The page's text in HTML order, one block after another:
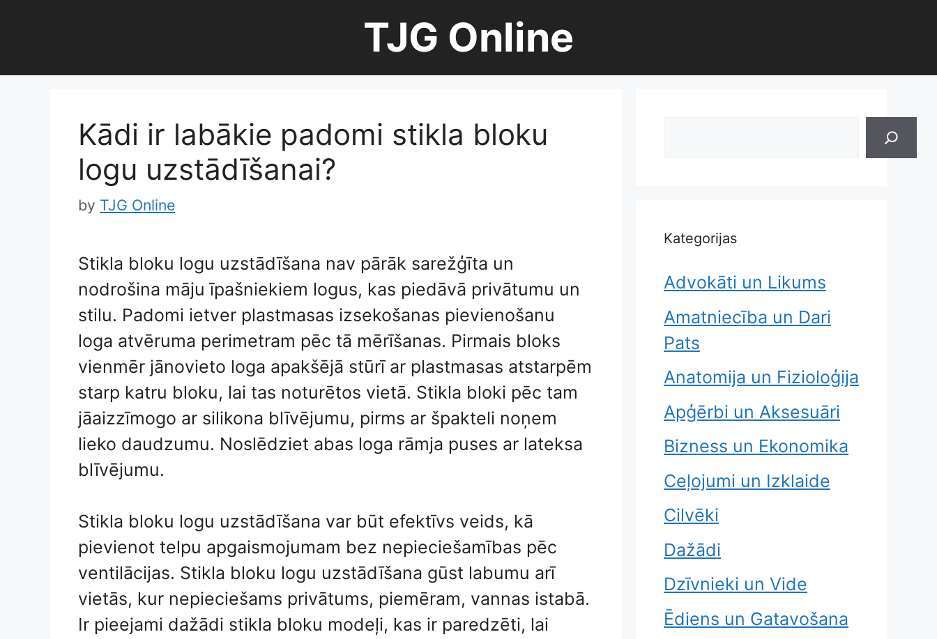
TJG Online
Kādi ir labākie padomi stikla bloku
logu uzstādīšanai?
by TJG Online
Stikla bloku logu uzstādīšana nav pārāk sarežģīta un
nodrošina māju īpašniekiem logus, kas piedāvā privātumu un
stilu. Padomi ietver plastmasas izsekošanas pievienošanu
loga atvēruma perimetram pēc tā mērīšanas. Pirmais bloks
vienmēr jānovieto loga apakšējā stūrī ar plastmasas atstarpēm
starp katru bloku, lai tas noturētos vietā. Stikla bloki pēc tam
jāaizzīmogo ar silikona blīvējumu, pirms ar špakteli noņem
lieko daudzumu. Noslēdziet abas loga rāmja puses ar lateksa
blīvējumu.
Stikla bloku logu uzstādīšana var būt efektīvs veids, kā
pievienot telpu apgaismojumam bez nepieciešamības pēc
ventilācijas. Stikla bloku logu uzstādīšana gūst labumu arī
vietās, kur nepieciešams privātums, piemēram, vannas istabā.
Ir pieejami dažādi stikla bloku modeļi, kas ir paredzēti, lai
Kategorijas
Advokāti un Likums
Amatniecība un Dari
Pats
Anatomija un Fizioloģija
Apģērbi un Aksesuāri
Bizness un Ekonomika
Ceļojumi un Izklaide
Cilvēki
Dažādi
Dzīvnieki un Vide
Ēdiens un Gatavošana